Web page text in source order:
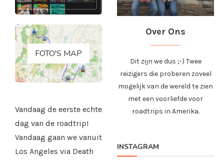
FOTO'S MAP
Vandaag de eerste echte
dag van de roadtrip!
Vandaag gaan we vanuit
Los Angeles via Death
Over Ons
Dit zijn we dus ;-) Twee
reizigers die proberen zoveel
mogelijk van de wereld te zien
met een voorliefde voor
roadtrips in Amerika.
INSTAGRAM